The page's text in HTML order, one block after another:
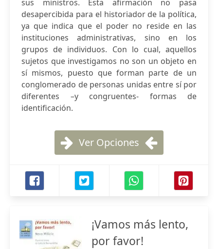
sus ministros. Esta afirmación no pasa
desapercibida para el historiador de la política,
ya que indica que el poder no reside en las
instituciones administrativas, sino en los
grupos de individuos. Con lo cual, aquellos
sujetos que investigamos no son un objeto en
sí mismos, puesto que forman parte de un
conglomerado de personas unidas entre sí por
diferentes –y congruentes- formas de
identificación.
Ver Opciones
¡Vamos más lento,
por favor!